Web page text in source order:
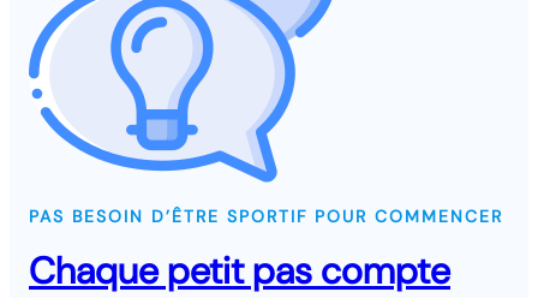
PAS BESOIN D’ÊTRE SPORTIF POUR COMMENCER
Chaque petit pas compte